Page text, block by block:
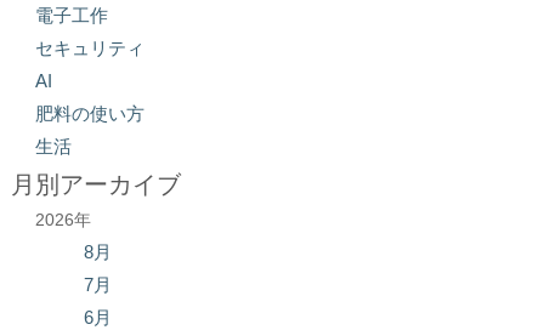
電子工作
セキュリティ
AI
肥料の使い方
生活
月別アーカイブ
2026年
8月
7月
6月